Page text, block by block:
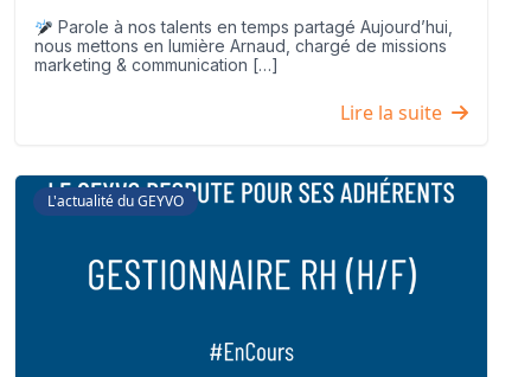
Parole à nos talents en temps partagé Aujourd’hui,
nous mettons en lumière Arnaud, chargé de missions
marketing & communication […]
Lire la suite
L'actualité du GEYVO